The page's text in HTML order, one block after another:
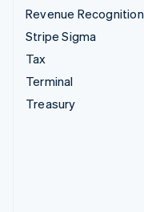
Revenue Recognition
Stripe Sigma
Tax
Terminal
Treasury